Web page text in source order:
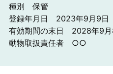
種別 保管
登録年月日 2023年9月9日
有効期間の末日 2028年9月
動物取扱責任者 ○○